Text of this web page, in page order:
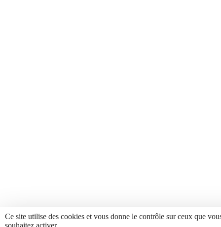
Ce site utilise des cookies et vous donne le contrôle sur ceux que
souhaitez activer